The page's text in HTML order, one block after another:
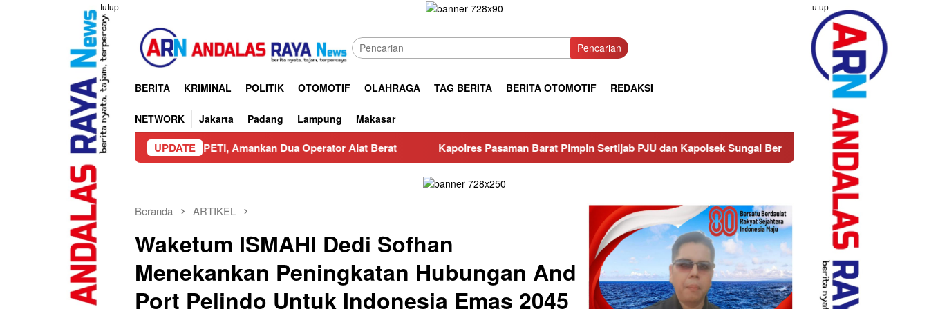
tutup tutup
Pencarian
BERITA KRIMINAL POLITIK OTOMOTIF OLAHRAGA TAG BERITA BERITA OTOMOTIF REDAKSI
NETWORK Jakarta Padang Lampung Makasar
UPDATE
Praktik PETI, Amankan Dua Operator Alat Berat Kapolres Pasaman Barat Pimpin Sertijab PJU dan Kapolsek Sungai Beremas Tim Ditresnarkoba Polda Sumbar
Beranda ARTIKEL
Waketum ISMAHI Dedi Sofhan
Menekankan Peningkatan Hubungan And
Port Pelindo Untuk Indonesia Emas 2045